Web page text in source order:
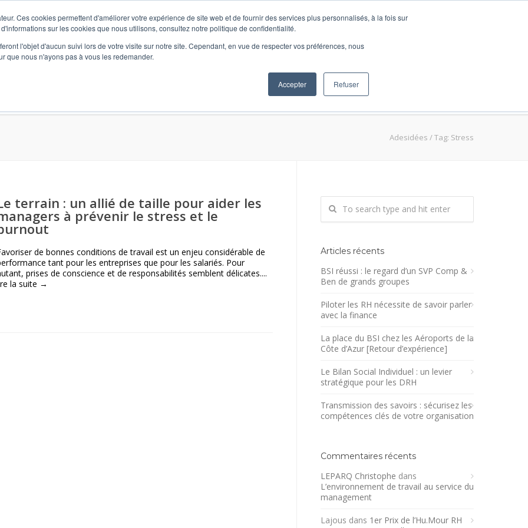
Ces cookies permettent d'améliorer votre expérience de site web et de fournir des services plus personnalisés, à la fois sur
sur les cookies que nous utilisons, consultez notre politique de confidentialité.
l'objet d'aucun suivi lors de votre visite sur notre site. Cependant, en vue de respecter vos préférences, nous
que nous n'ayons pas à vous les redemander.
Accepter Refuser
Formations DécidRH BLOG
Adesidées /Tag: Stress
terrain : un allié de taille pour aider les
à prévenir le stress et le
de bonnes conditions de travail est un enjeu considérable de
tant pour les entreprises que pour les salariés. Pour
prises de conscience et de responsabilités semblent délicates....
la suite →
Articles récents
BSI réussi : le regard d’un SVP Comp &
Ben de grands groupes
Piloter les RH nécessite de savoir parler
avec la finance
La place du BSI chez les Aéroports de la
Côte d’Azur [Retour d’expérience]
Le Bilan Social Individuel : un levier
stratégique pour les DRH
Transmission des savoirs : sécurisez les
compétences clés de votre organisation
Commentaires récents
LEPARQ Christophe dans
L’environnement de travail au service du
management
Lajous dans 1er Prix de l’Hu.Mour RH